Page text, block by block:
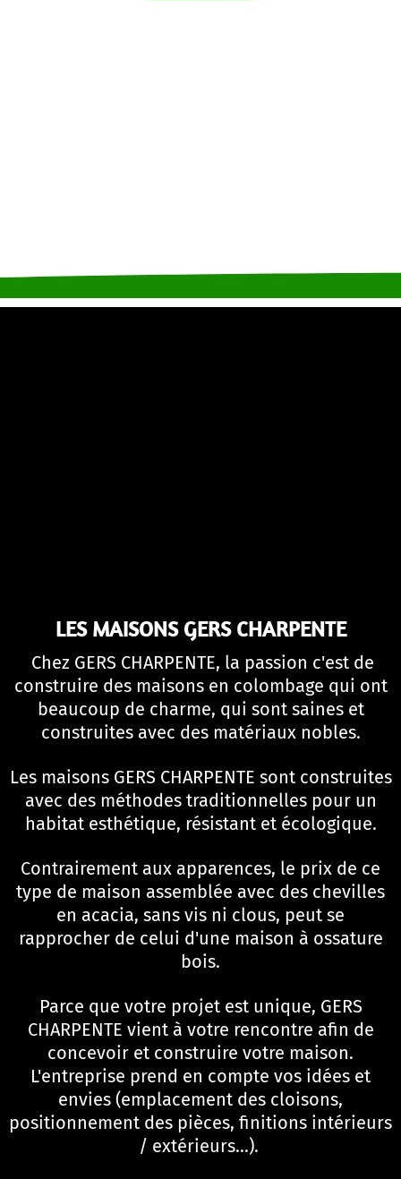
LES MAISONS GERS CHARPENTE
Chez GERS CHARPENTE, la passion c'est de
construire des maisons en colombage qui ont
beaucoup de charme, qui sont saines et
construites avec des matériaux nobles.
Les maisons GERS CHARPENTE sont construites
avec des méthodes traditionnelles pour un
habitat esthétique, résistant et écologique.
Contrairement aux apparences, le prix de ce
type de maison assemblée avec des chevilles
en acacia, sans vis ni clous, peut se
rapprocher de celui d'une maison à ossature
bois.
Parce que votre projet est unique, GERS
CHARPENTE vient à votre rencontre afin de
concevoir et construire votre maison.
L'entreprise prend en compte vos idées et
envies (emplacement des cloisons,
positionnement des pièces, finitions intérieurs
/ extérieurs...).